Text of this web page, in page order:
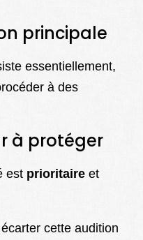
principale
essentiellement,
à des
à protéger
est prioritaire et
cette audition